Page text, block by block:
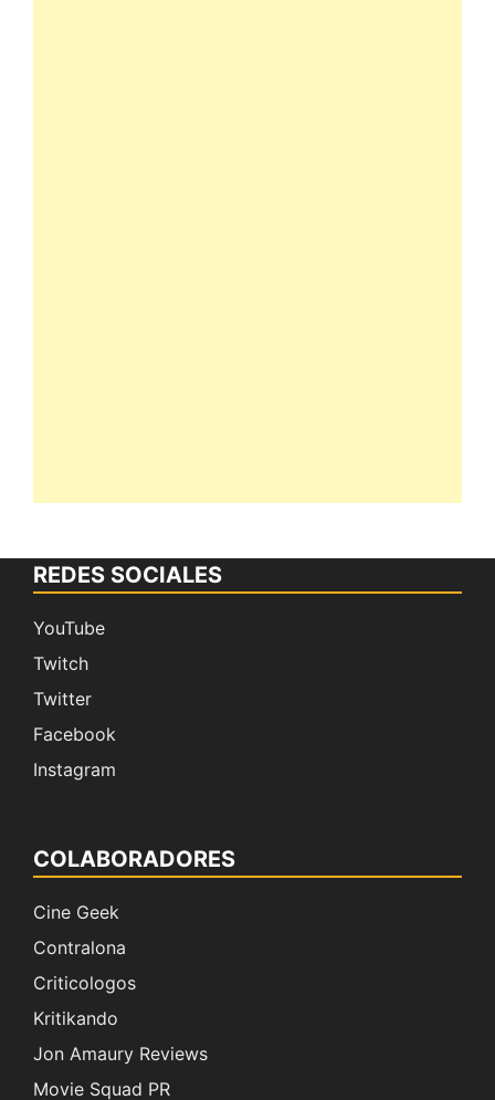
REDES SOCIALES
YouTube
Twitch
Twitter
Facebook
Instagram
COLABORADORES
Cine Geek
Contralona
Criticologos
Kritikando
Jon Amaury Reviews
Movie Squad PR